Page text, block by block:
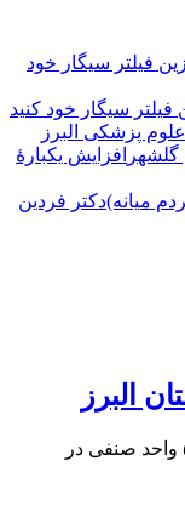
فیلتر سیگار خود کنید
پزشکی البرز
افزایش یکبارۀ
دكتر فردين
محمد نصیری گفت: در ۴۵ بازدید انجام شده ۵ واحد صنفی در